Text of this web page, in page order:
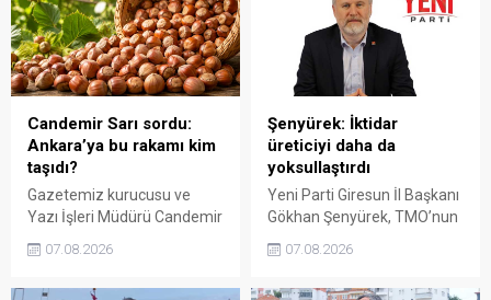
istedi. Karaibrahim,
sürdürülebilir üretim için
fiyat politikasının yeniden
değerlendirilmesi gerektiğini
söyledi.
Gezmiş, “Üreticiyi yok
sayanı, günü geldiğinde
üretici de yok sayacaktır”
dedi.
Candemir Sarı sordu:
Ankara’ya bu rakamı kim
taşıdı?
Gazetemiz kurucusu ve
Yazı İşleri Müdürü Candemir
Sarı, fındık fiyatı
tartışmalarını köşesine
07.08.2026
Şenyürek: İktidar
üreticiyi daha da
yoksullaştırdı
Yeni Parti Giresun İl Başkanı
Gökhan Şenyürek, TMO’nun
Giresun kalite fındık için
açıkladığı 255 liralık fiyatı
07.08.2026